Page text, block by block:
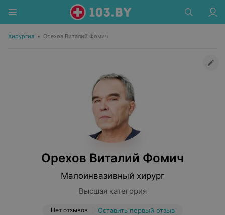
Хирургия • Орехов Виталий Фомич
Орехов Виталий Фомич
Малоинвазивный хирург
Высшая категория
Нет отзывов Оставить первый отзыв